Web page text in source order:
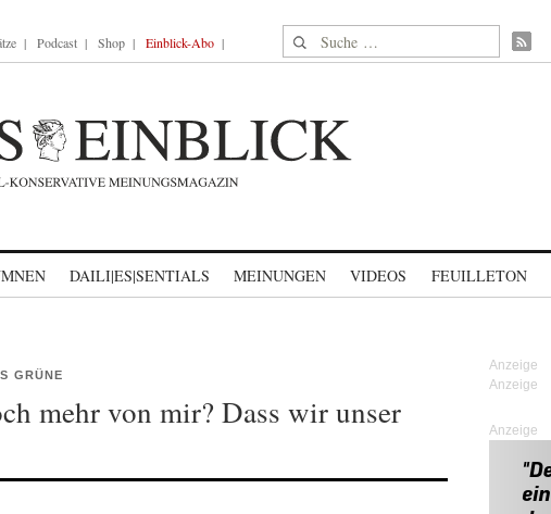
Podcast Shop Einblick-Abo Suche nach:
DAILI|ES|SENTIALS MEINUNGEN VIDEOS FEUILLETON
GRÜNE
mehr von mir? Dass wir unser
Anzeige